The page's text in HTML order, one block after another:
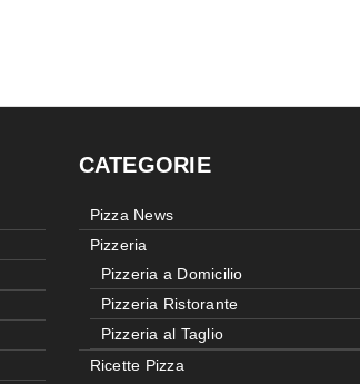
CATEGORIE
Pizza News
Pizzeria
Pizzeria a Domicilio
Pizzeria Ristorante
Pizzeria al Taglio
Ricette Pizza